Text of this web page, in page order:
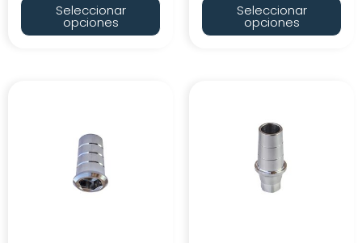
Seleccionar
opciones
Seleccionar
opciones